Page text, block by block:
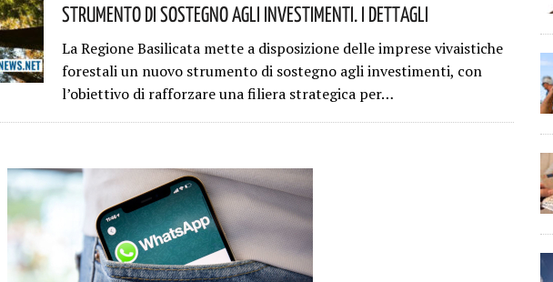
Strumento Di Sostegno Agli Investimenti. I Dettagli
La Regione Basilicata mette a disposizione delle imprese vivaistiche
forestali un nuovo strumento di sostegno agli investimenti, con
l’obiettivo di rafforzare una filiera strategica per…